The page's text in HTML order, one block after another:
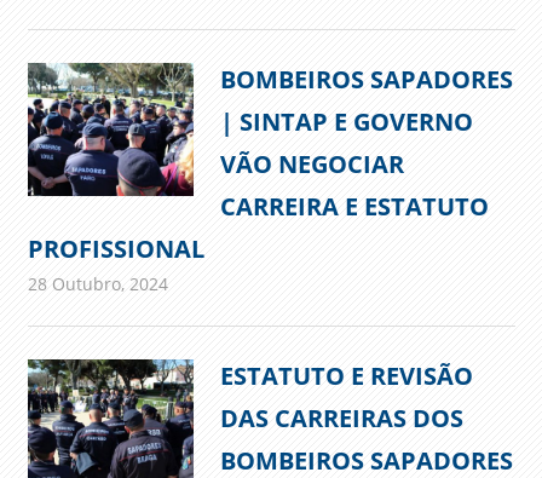
BOMBEIROS SAPADORES
| SINTAP E GOVERNO
VÃO NEGOCIAR
CARREIRA E ESTATUTO
PROFISSIONAL
28 Outubro, 2024admin
Comunicados
ESTATUTO E REVISÃO
DAS CARREIRAS DOS
BOMBEIROS SAPADORES